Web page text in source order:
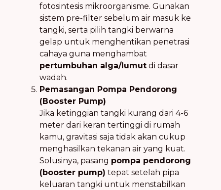
fotosintesis mikroorganisme. Gunakan
sistem pre-filter sebelum air masuk ke
tangki, serta pilih tangki berwarna
gelap untuk menghentikan penetrasi
cahaya guna menghambat
pertumbuhan alga/lumut di dasar
wadah.
Pemasangan Pompa Pendorong
(Booster Pump)
Jika ketinggian tangki kurang dari 4-6
meter dari keran tertinggi di rumah
kamu, gravitasi saja tidak akan cukup
menghasilkan tekanan air yang kuat.
Solusinya, pasang pompa pendorong
(booster pump) tepat setelah pipa
keluaran tangki untuk menstabilkan